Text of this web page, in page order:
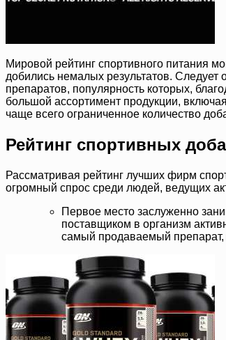
Мировой рейтинг спортивного питания
добились немалых результатов.
препаратов, популярность которых,
большой ассортимент продукции,
чаще всего ограниченное количество
Рейтинг спортивных
Рассматривая рейтинг лучших фирм
огромный спрос среди людей, ведущих
Первое место заслуженно
поставщиком в организм
самый продаваемый препарат,